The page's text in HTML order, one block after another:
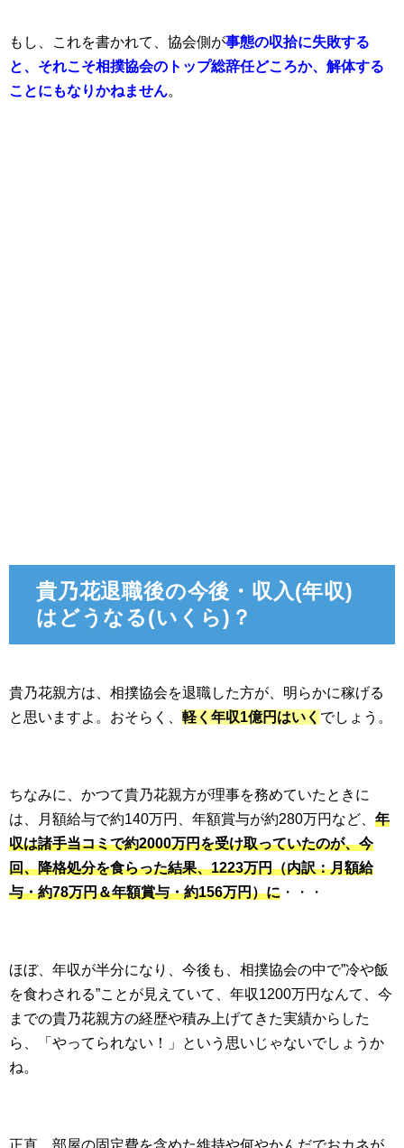
もし、これを書かれて、協会側が事態の収拾に失敗する
と、それこそ相撲協会のトップ総辞任どころか、解体する
ことにもなりかねません。
貴乃花退職後の今後・収入(年収)
はどうなる(いくら)？
貴乃花親方は、相撲協会を退職した方が、明らかに稼げる
と思いますよ。おそらく、 軽く年収1億円はいく でしょう。
ちなみに、かつて貴乃花親方が理事を務めていたときに
は、月額給与で約140万円、年額賞与が約280万円など、 年
収は諸手当コミで約2000万円を受け取っていたのが、今
回、降格処分を食らった結果、1223万円（内訳：月額給
与・約78万円＆年額賞与・約156万円）に ・・・
ほぼ、年収が半分になり、今後も、相撲協会の中で”冷や飯
を食わされる”ことが見えていて、年収1200万円なんて、今
までの貴乃花親方の経歴や積み上げてきた実績からした
ら、「やってられない！」という思いじゃないでしょうか
ね。